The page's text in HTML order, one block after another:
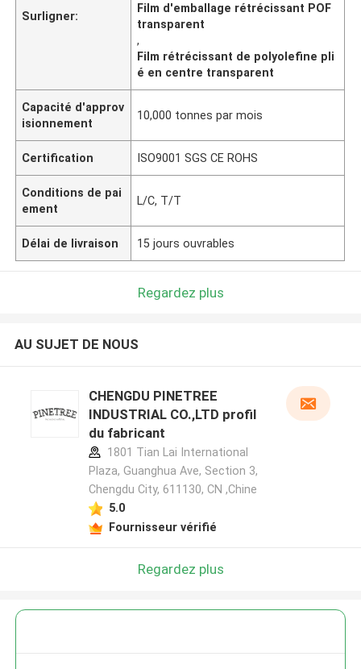
Surligner:
Film d'emballage rétrécissant POF
transparent
,
Film rétrécissant de polyolefine pli
é en centre transparent
Capacité d'approv
isionnement
10,000 tonnes par mois
Certification ISO9001 SGS CE ROHS
Conditions de pai
ement
L/C, T/T
Délai de livraison 15 jours ouvrables
Regardez plus
AU SUJET DE NOUS
CHENGDU PINETREE
INDUSTRIAL CO.,LTD profil
du fabricant
1801 Tian Lai International
Plaza, Guanghua Ave, Section 3,
Chengdu City, 611130, CN ,Chine
5.0
Fournisseur vérifié
Regardez plus